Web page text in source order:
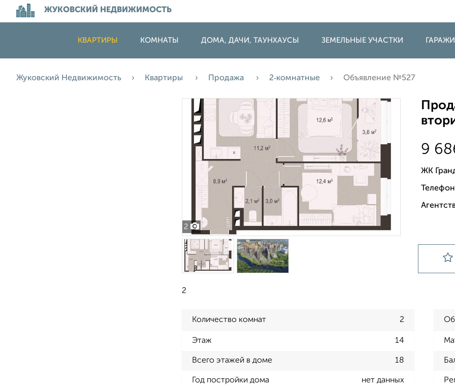
ЖУКОВСКИЙ НЕДВИЖИМОСТЬ
КВАРТИРЫ КОМНАТЫ ДОМА, ДАЧИ, ТАУНХАУСЫ ЗЕМЕЛЬНЫЕ УЧАСТКИ
Жуковский Недвижимость Квартиры Продажа 2‑комнатные Объявление №527
2
9
ЖК
2
Количество комнат 2
Этаж 14
Всего этажей в доме 18
Год постройки дома нет данных